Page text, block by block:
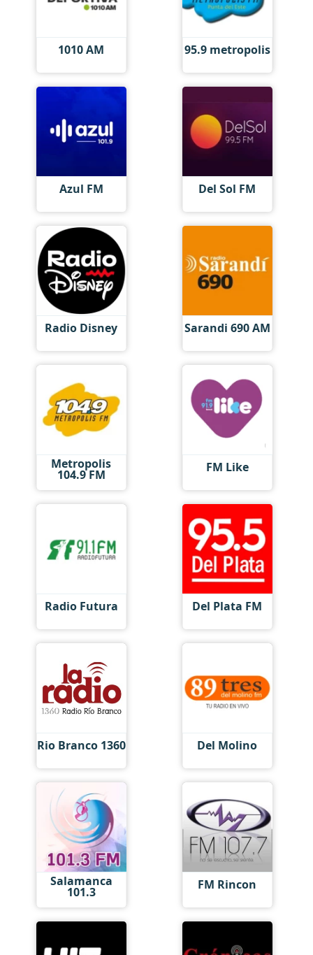
1010 AM 95.9 metropolis
Azul FM Del Sol FM
Radio Disney Sarandi 690 AM
Metropolis
104.9 FM FM Like
Radio Futura Del Plata FM
Rio Branco 1360 Del Molino
Salamanca
101.3 FM Rincon